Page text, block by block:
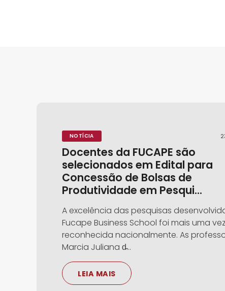
NOTÍCIA
Docentes da FUCAPE são
selecionados em Edital para
Concessão de Bolsas de
Produtividade em Pesqui...
A excelência das pesquisas
Fucape Business School foi mais uma vez
reconhecida nacionalmente. As
Marcia Juliana d̵...
LEIA MAIS